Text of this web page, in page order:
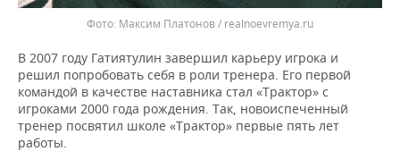
Максим Платонов / realnoevremya.ru
В 2007 году Гатиятулин завершил карьеру игрока и
решил попробовать себя в роли тренера. Его первой
командой в качестве наставника стал «Трактор» с
игроками 2000 года рождения. Так, новоиспеченный
тренер посвятил школе «Трактор» первые пять лет
работы.